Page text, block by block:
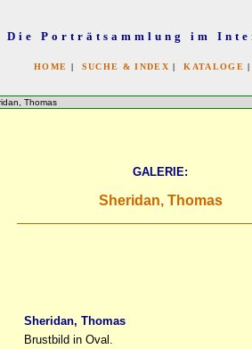
Die Porträtsammlung im
HOME | SUCHE & INDEX |KATALOGE
Thomas
GALERIE:
Sheridan, Thomas
Sheridan, Thomas
Brustbild in Oval.